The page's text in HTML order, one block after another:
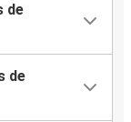
de
de